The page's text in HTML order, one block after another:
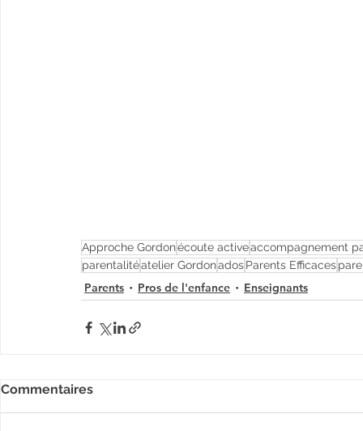
Approche Gordonécoute activeaccompagnement
parentalitéatelier GordonadosParents Efficaces
Parents Pros de l'enfance Enseignants
Commentaires